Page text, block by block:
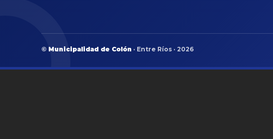
© Municipalidad de Colón · Entre Ríos · 2026